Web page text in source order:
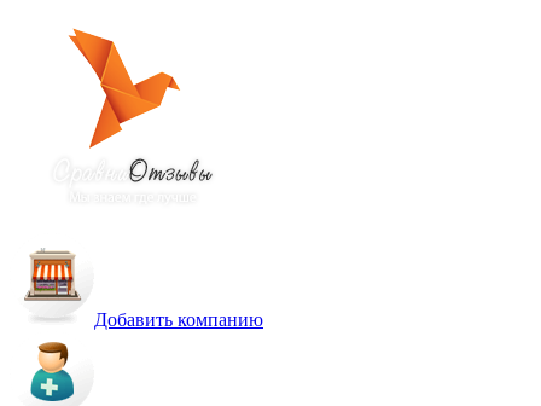
Добавить компанию